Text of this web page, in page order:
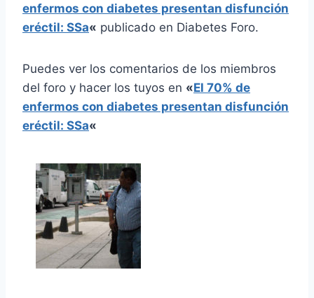
enfermos con diabetes presentan disfunción
eréctil: SSa« publicado en Diabetes Foro.
Puedes ver los comentarios de los miembros
del foro y hacer los tuyos en «El 70% de
enfermos con diabetes presentan disfunción
eréctil: SSa«